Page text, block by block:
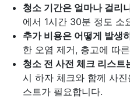
청소 기간은 얼마나 걸리
에서 1시간 30분 정도 소
추가 비용은 어떻게 발생
한 오염 제거, 층고에 따
청소 전 사전 체크 리스트
시 하자 체크와 함께 사
스트가 필요합니다.